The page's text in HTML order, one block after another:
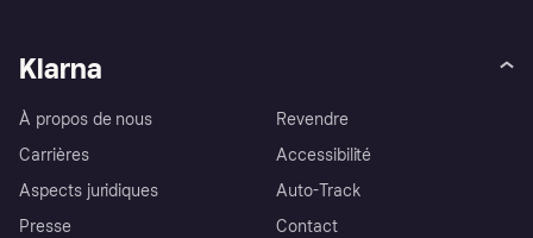
Klarna
À propos de nous
Carrières
Aspects juridiques
Presse
Revendre
Accessibilité
Auto-Track
Contact